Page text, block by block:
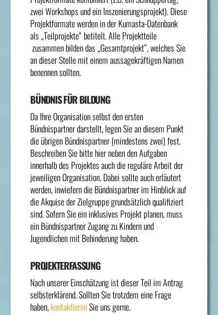
zwei Workshops und ein Inszenierungsprojekt). Diese
Projektformate werden in der Kumasta-Datenbank
als „Teilprojekte“ betitelt. Alle Projektteile
zusammen bilden das „Gesamtprojekt“, welches Sie
an dieser Stelle mit einem aussagekräftigen Namen
benennen sollten.
BÜNDNIS FÜR BILDUNG
Da Ihre Organisation selbst den ersten
Bündnispartner darstellt, legen Sie an diesem Punkt
die übrigen Bündnispartner (mindestens zwei) fest.
Beschreiben Sie bitte hier neben den Aufgaben
innerhalb des Projektes auch die reguläre Arbeit der
jeweiligen Organisation. Dabei sollte auch erläutert
werden, inwiefern die Bündnispartner im Hinblick auf
die Akquise der Zielgruppe grundsätzlich qualifiziert
sind. Sofern Sie ein inklusives Projekt planen, muss
ein Bündnispartner Zugang zu Kindern und
Jugendlichen mit Behinderung haben.
PROJEKTERFASSUNG
Nach unserer Einschätzung ist dieser Teil im Antrag
selbsterklärend. Sollten Sie trotzdem eine Frage
haben,kontaktierenSie uns gerne.